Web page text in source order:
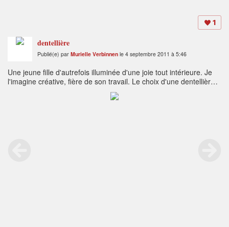
1
dentellière
Publié(e) par Murielle Verbinnen le 4 septembre 2011 à 5:46
Une jeune fille d'autrefois illuminée d'une joie tout intérieure. Je
l'imagine créative, fière de son travail. Le choix d'une dentellière